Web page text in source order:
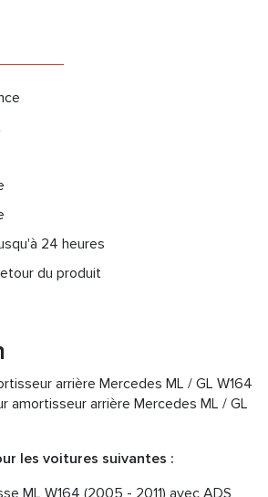
24 heures
du produit
arrière Mercedes ML / GL W164
amortisseur arrière Mercedes ML / GL
les voitures suivantes :
ML W164 (2005 - 2011) avec ADS